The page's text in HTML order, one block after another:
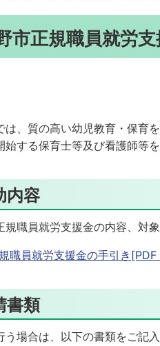
市正規職員就労
は、質の高い幼児教育・保育
始する保育士等及び看護師等
内容
規職員就労支援金の内容、対
職員就労支援金の手引き
書類
う場合は、以下の書類をご記